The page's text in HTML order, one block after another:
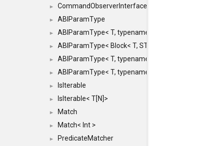
► CommandObserverInterface
► ABIParamType
► ABIParamType< T, typename std::enable_if<
► ABIParamType< Block< T, STRIDED, MOVE > >
► ABIParamType< T, typename std::enable_if<
► ABIParamType< T, typename std::enable_if<
► IsIterable
► IsIterable< T[N]>
► Match
► Match< Int >
► PredicateMatcher